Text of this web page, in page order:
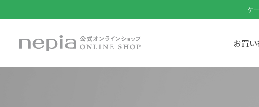
ケ
お買